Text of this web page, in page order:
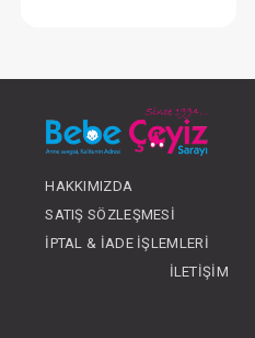
OLUNUZ
HAKKIMIZDA
SATIŞ SÖZLEŞMESI
İPTAL & İADE İŞLEMLERI
İLETIŞIM